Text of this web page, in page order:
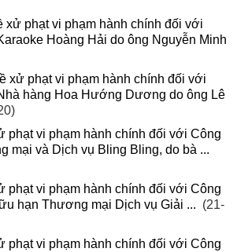
xử phạt vi phạm hành chính đối với
Hoàng Hải do ông Nguyễn Minh
xử phạt vi phạm hành chính đối với
hàng Hoa Hướng Dương do ông Lê
phạt vi phạm hành chính đối với Công
mại và Dịch vụ Bling Bling, do bà ...
phạt vi phạm hành chính đối với Công
hạn Thương mại Dịch vụ Giải ... (21-
phạt vi phạm hành chính đối với Công